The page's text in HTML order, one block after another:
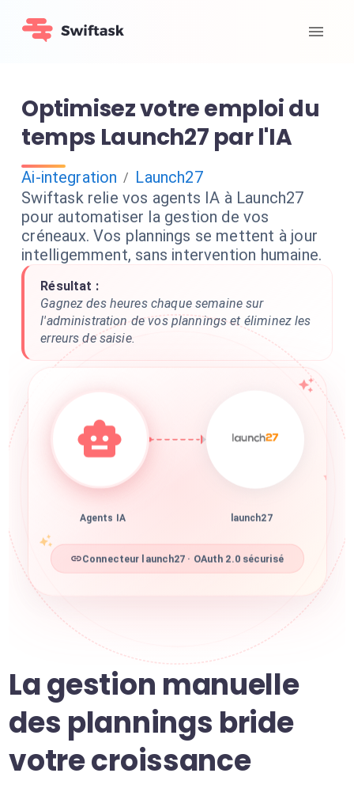
Optimisez votre emploi du
temps Launch27 par l'IA
Ai-integration / Launch27
Swiftask relie vos agents IA à Launch27
pour automatiser la gestion de vos
créneaux. Vos plannings se mettent à jour
intelligemment, sans intervention humaine.
Résultat :
Gagnez des heures chaque semaine sur
l'administration de vos plannings et éliminez les
erreurs de saisie.
Agents IA launch27
Connecteur launch27 · OAuth 2.0 sécurisé
La gestion manuelle
des plannings bride
votre croissance